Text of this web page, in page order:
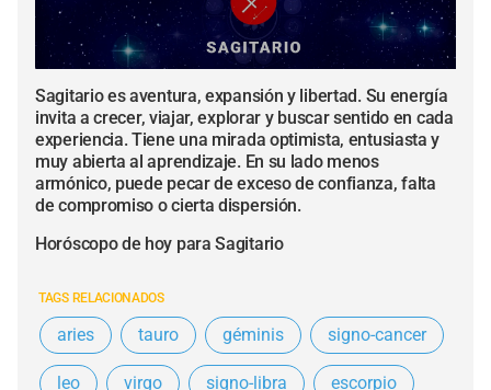
Sagitario es aventura, expansión y libertad. Su energía
invita a crecer, viajar, explorar y buscar sentido en cada
experiencia. Tiene una mirada optimista, entusiasta y
muy abierta al aprendizaje. En su lado menos
armónico, puede pecar de exceso de confianza, falta
de compromiso o cierta dispersión.
Horóscopo de hoy para Sagitario
TAGS RELACIONADOS
aries tauro géminis signo-cancer
leo virgo signo-libra escorpio